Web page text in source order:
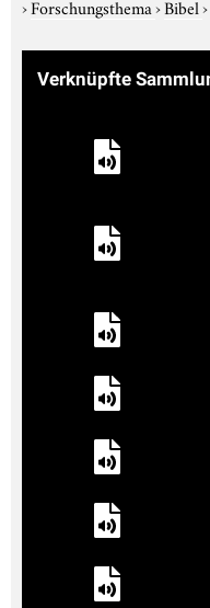
›Forschungsthema›Bibel›
Verknüpfte